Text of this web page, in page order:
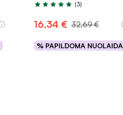
Įvertinimas 5.0 iš 5
(3)
16,34 € 32,69 €
% PAPILDOMA NUOLAIDA
Į krepšelį